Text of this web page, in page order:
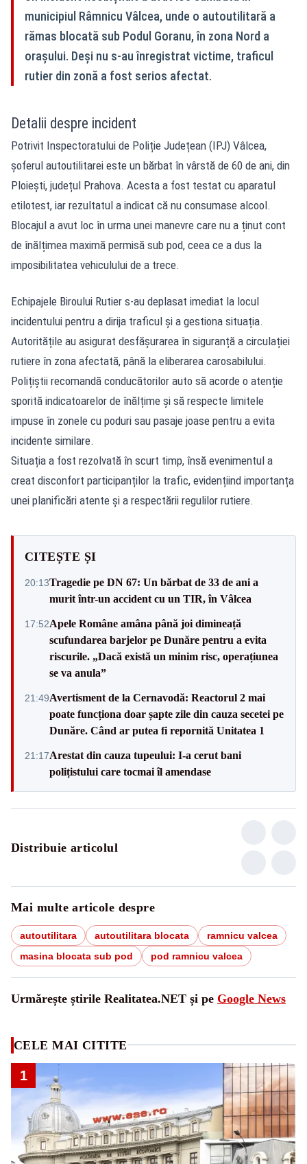
municipiul Râmnicu Vâlcea, unde o autoutilitară a
rămas blocată sub Podul Goranu, în zona Nord a
orașului. Deși nu s-au înregistrat victime, traficul
rutier din zonă a fost serios afectat.
Detalii despre incident
Potrivit Inspectoratului de Poliție Județean (IPJ) Vâlcea,
șoferul autoutilitarei este un bărbat în vârstă de 60 de ani, din
Ploiești, județul Prahova. Acesta a fost testat cu aparatul
etilotest, iar rezultatul a indicat că nu consumase alcool.
Blocajul a avut loc în urma unei manevre care nu a ținut cont
de înălțimea maximă permisă sub pod, ceea ce a dus la
imposibilitatea vehiculului de a trece.
Echipajele Biroului Rutier s-au deplasat imediat la locul
incidentului pentru a dirija traficul și a gestiona situația.
Autoritățile au asigurat desfășurarea în siguranță a circulației
rutiere în zona afectată, până la eliberarea carosabilului.
Polițiștii recomandă conducătorilor auto să acorde o atenție
sporită indicatoarelor de înălțime și să respecte limitele
impuse în zonele cu poduri sau pasaje joase pentru a evita
incidente similare.
Situația a fost rezolvată în scurt timp, însă evenimentul a
creat disconfort participanților la trafic, evidențiind importanța
unei planificări atente și a respectării regulilor rutiere.
CITEȘTE ȘI
20:13Tragedie pe DN 67: Un bărbat de 33 de ani a
murit într-un accident cu un TIR, în Vâlcea
17:52Apele Române amâna până joi dimineață
scufundarea barjelor pe Dunăre pentru a evita
riscurile. „Dacă există un minim risc, operațiunea
se va anula”
21:49Avertisment de la Cernavodă: Reactorul 2 mai
poate funcționa doar șapte zile din cauza secetei pe
Dunăre. Când ar putea fi repornită Unitatea 1
21:17Arestat din cauza tupeului: I-a cerut bani
polițistului care tocmai îl amendase
Distribuie articolul
Mai multe articole despre
autoutilitara autoutilitara blocata
ramnicu valcea
masina blocata sub pod
pod ramnicu valcea
Urmărește știrile Realitatea.NET și pe Google News
CELE MAI CITITE
1